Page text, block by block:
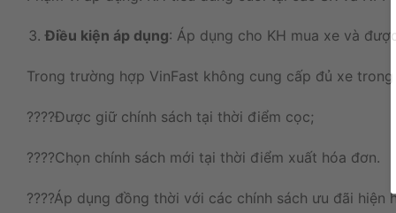
Điều kiện áp dụng: Áp dụng cho KH mua xe và
Trong trường hợp VinFast không cung cấp đủ xe trong
????Được giữ chính sách tại thời điểm cọc;
????Chọn chính sách mới tại thời điểm xuất hóa đơn.
????Áp dụng đồng thời với các chính sách ưu đãi hiện